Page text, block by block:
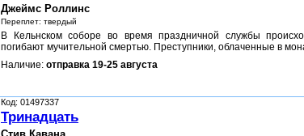
Джеймс Роллинс
Переплет: твердый
В Кельнском соборе во время праздничной службы
погибают мучительной смертью. Преступники, облаченные в
Наличие: отправка 19-25 августа
Код: 01497337
Тринадцать